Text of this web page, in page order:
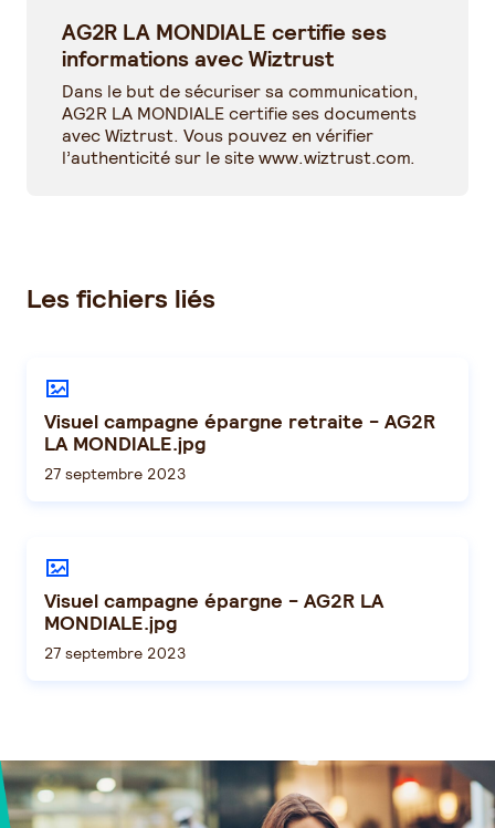
AG2R LA MONDIALE certifie ses
informations avec Wiztrust
Dans le but de sécuriser sa communication,
AG2R LA MONDIALE certifie ses documents
avec Wiztrust. Vous pouvez en vérifier
l’authenticité sur le sitewww.wiztrust.com.
Les fichiers liés
Visuel campagne épargne retraite - AG2R
LA MONDIALE.jpg
27 septembre 2023
Visuel campagne épargne - AG2R LA
MONDIALE.jpg
27 septembre 2023